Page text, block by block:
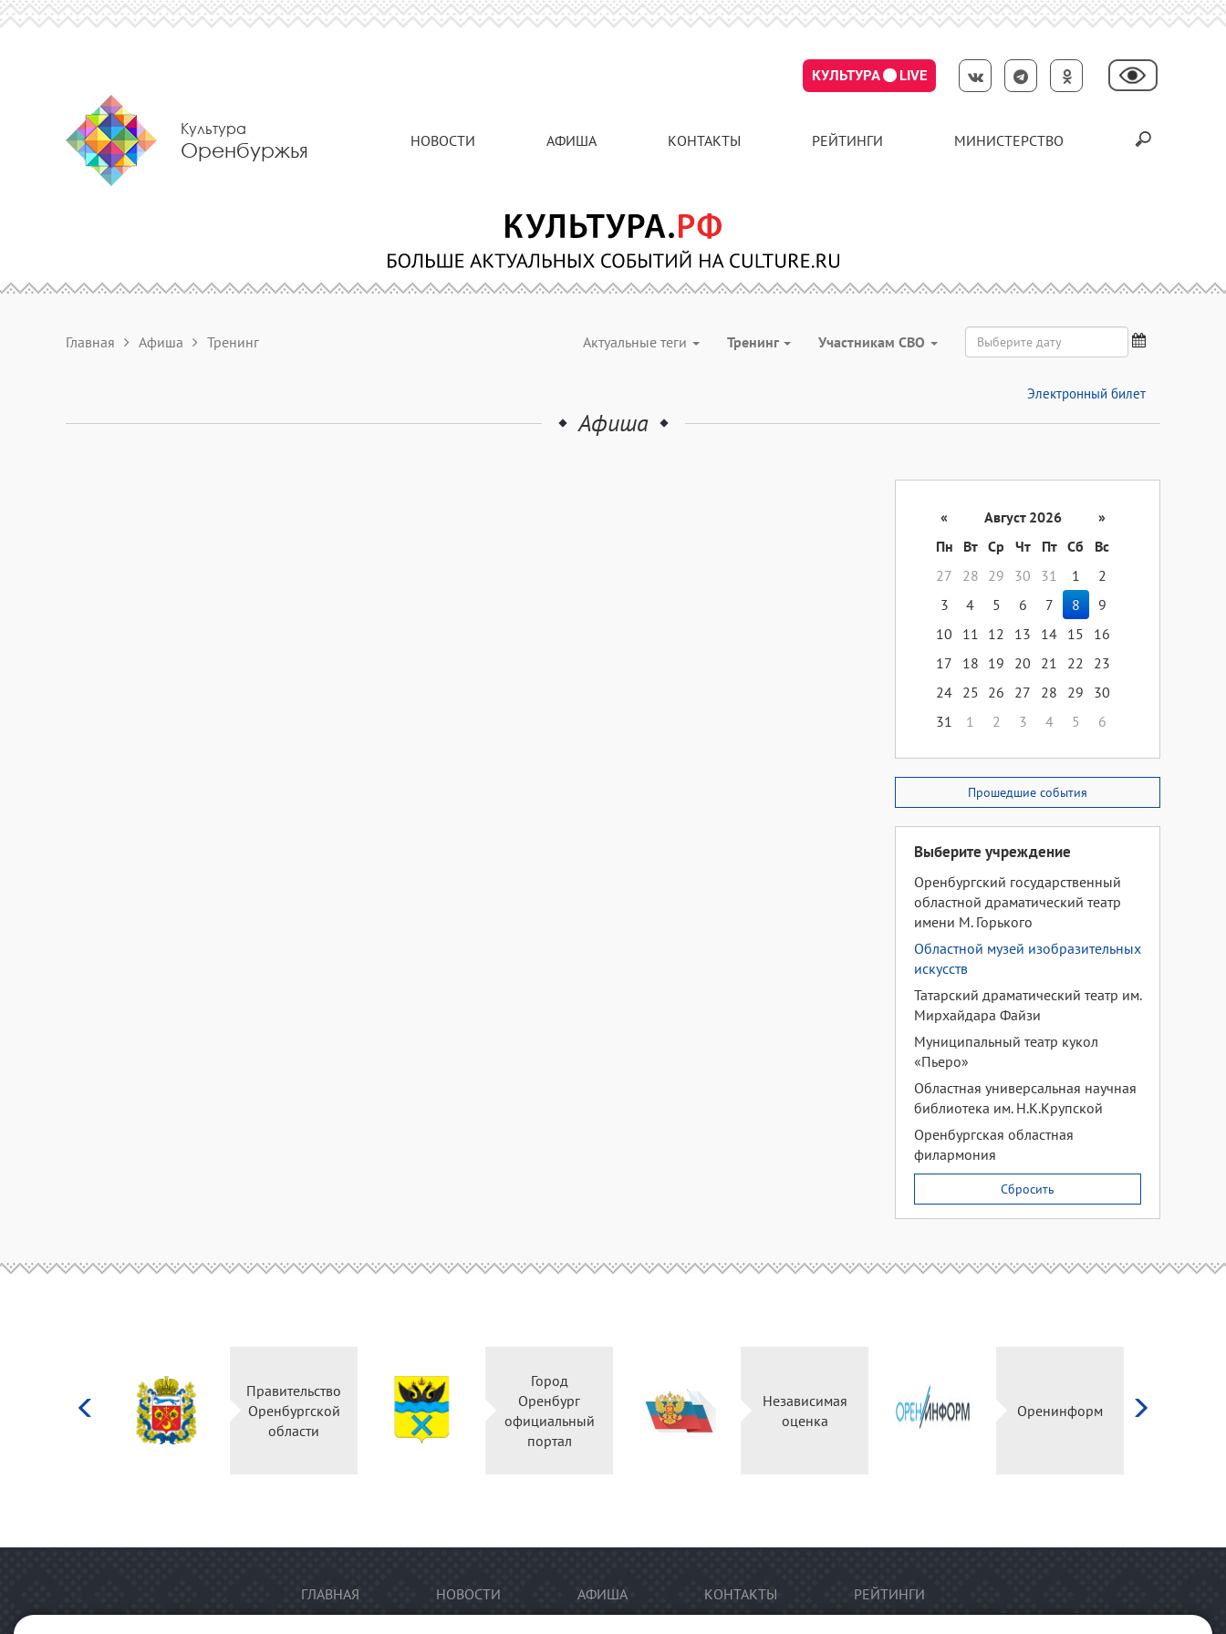
КУЛЬТУРА LIVE
Культура
Оренбуржья НОВОСТИ АФИША КОНТАКТЫ РЕЙТИНГИ МИНИСТЕРСТВО
Главная Афиша Тренинг Актуальные теги Тренинг Участникам СВО
Электронный билет
Афиша
« Август 2026
»
Пн
Вт Ср Чт Пт Сб
Вс
27
28 29 30 31 1
2
3
4 5 6 7 8
9
10
11 12 13 14 15
16
17
18 19 20 21 22
23
24 25 26 27 28 29
30
31
1 2 3 4 5 6
Прошедшие события
Выберите учреждение
Оренбургский государственный
областной драматический театр
имени М. Горького
Областной музей изобразительных
искусств
Татарский драматический театр им.
Мирхайдара Файзи
Муниципальный театр кукол
«Пьеро»
Областная универсальная научная
библиотека им. Н.К.Крупской
Оренбургская областная
филармония
Сбросить
Правительство
Оренбургской
области
Город
Оренбург
официальный
портал
Независимая
оценка
Оренинформ
ГЛАВНАЯ НОВОСТИ АФИША КОНТАКТЫ РЕЙТИНГИ